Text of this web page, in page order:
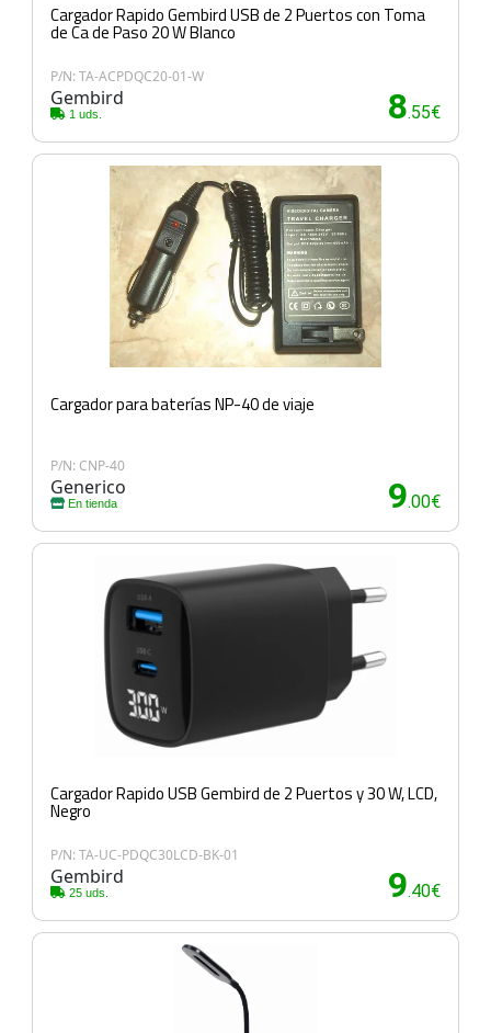
Cargador Rapido Gembird USB de 2 Puertos con Toma
de Ca de Paso 20 W Blanco
P/N: TA-ACPDQC20-01-W
Gembird
1 uds. 8.55€
Cargador para baterías NP-40 de viaje
P/N: CNP-40
Generico
En tienda 9.00€
Cargador Rapido USB Gembird de 2 Puertos y 30 W, LCD,
Negro
P/N: TA-UC-PDQC30LCD-BK-01
Gembird
25 uds. 9.40€